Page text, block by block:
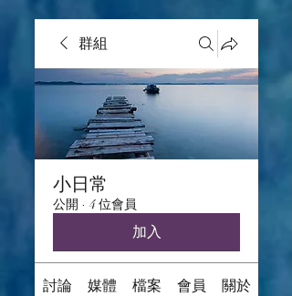
群組
小日常
公開 · 4 位會員
加入
討論 媒體 檔案 會員 關於